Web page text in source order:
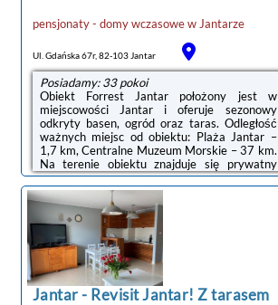
pensjonaty - domy wczasowew Jantarze
Ul. Gdańska 67r, 82-103 Jantar
Posiadamy: 33 pokoi
Obiekt Forrest Jantar położony jest w
miejscowości Jantar i oferuje sezonowy
odkryty basen, ogród oraz taras. Odległość
ważnych miejsc od obiektu: Plaża Jantar –
1,7 km, Centralne Muzeum Morskie – 37 km.
Na terenie obiektu znajduje się prywatny
parking.Zaplecze odnowy biologicznej obiektu
Forrest Jantar obejmuje saunę i wannę z
hydromasażem.Na terenie obiektu Forrest
Jantar znajduje się sprzęt do
grillowania.Odległość ważnych miejsc od
obiektu: Polska Filharmonia Bałtycka – 37
km, Brama Zielona – 38 km. Lotnisko
Lotnisko Gdańsk-Rębiechowo znajduje się 53
km od obiektu.Doba ...
Jantar- Revisit Jantar! Z tarasem